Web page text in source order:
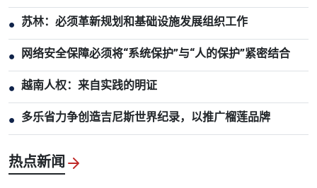
● 苏林：必须革新规划和基础设施发展组织工作
● 网络安全保障必须将“系统保护”与“人的保护”紧密结合
● 越南人权：来自实践的明证
● 多乐省力争创造吉尼斯世界纪录，以推广榴莲品牌
热点新闻